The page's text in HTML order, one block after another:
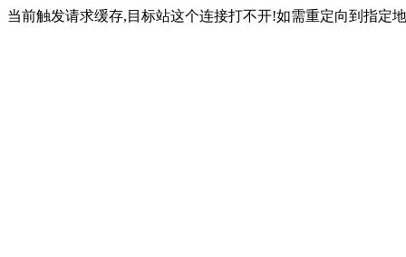
当前触发请求缓存,目标站这个连接打不开!如需重定向到指定